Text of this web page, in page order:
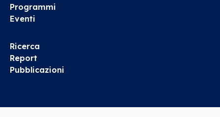
Programmi
Eventi
Ricerca
Report
Pubblicazioni